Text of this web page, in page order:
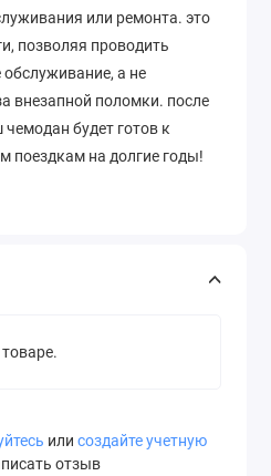
или ремонта. это
позволяя проводить
обслуживание, а не
внезапной поломки. после
будет готов к
поездкам на долгие годы!
или создайте учетную
отзыв